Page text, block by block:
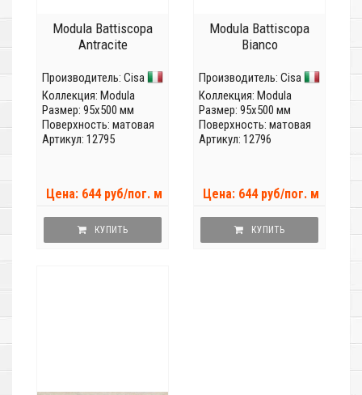
Modula Battiscopa
Antracite
Производитель: Cisa
Коллекция: Modula
Размер: 95x500 мм
Поверхность: матовая
Артикул: 12795
Цена: 644 руб/пог. м
КУПИТЬ
Modula Battiscopa
Bianco
Производитель: Cisa
Коллекция: Modula
Размер: 95x500 мм
Поверхность: матовая
Артикул: 12796
Цена: 644 руб/пог. м
КУПИТЬ